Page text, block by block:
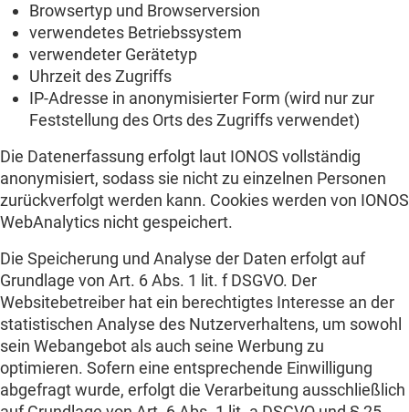
Browsertyp und Browserversion
verwendetes Betriebssystem
verwendeter Gerätetyp
Uhrzeit des Zugriffs
IP-Adresse in anonymisierter Form (wird nur zur
Feststellung des Orts des Zugriffs verwendet)
Die Datenerfassung erfolgt laut IONOS vollständig
anonymisiert, sodass sie nicht zu einzelnen Personen
zurückverfolgt werden kann. Cookies werden von IONOS
WebAnalytics nicht gespeichert.
Die Speicherung und Analyse der Daten erfolgt auf
Grundlage von Art. 6 Abs. 1 lit. f DSGVO. Der
Websitebetreiber hat ein berechtigtes Interesse an der
statistischen Analyse des Nutzerverhaltens, um sowohl
sein Webangebot als auch seine Werbung zu
optimieren. Sofern eine entsprechende Einwilligung
abgefragt wurde, erfolgt die Verarbeitung ausschließlich